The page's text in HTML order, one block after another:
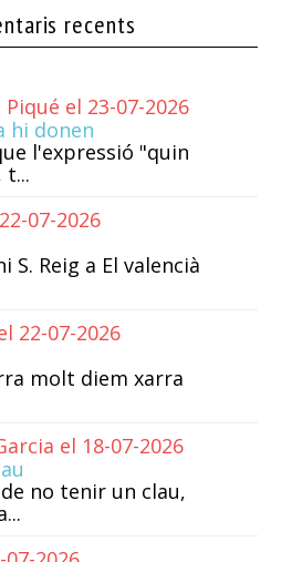
recents
el 23-07-2026
hi donen
l'expressió "quin
t...
07-2026
S. Reig a El valencià
22-07-2026
molt diem xarra
el 18-07-2026
no tenir un clau,